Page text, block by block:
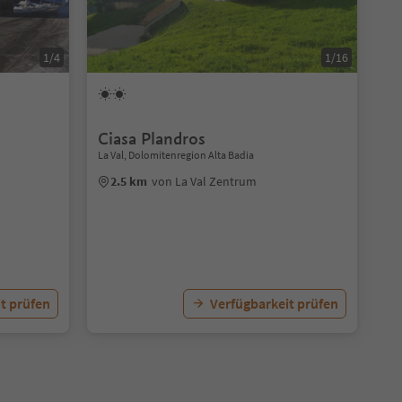
1/4
prüfen
1/16
Ciasa Plandros
La Val, Dolomitenregion Alta Badia
2.5 km von La Val Zentrum
Verfügbarkeit prüfen